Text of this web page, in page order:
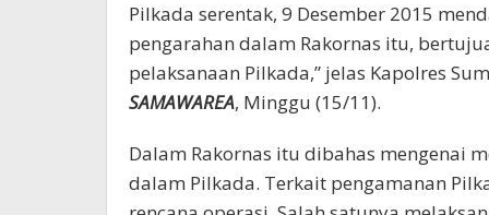
Pilkada serentak, 9 Desember 2015
pengarahan dalam Rakornas itu,
pelaksanaan Pilkada,” jelas Kapolres
SAMAWAREA, Minggu (15/11).
Dalam Rakornas itu dibahas mengenai
dalam Pilkada. Terkait pengamanan